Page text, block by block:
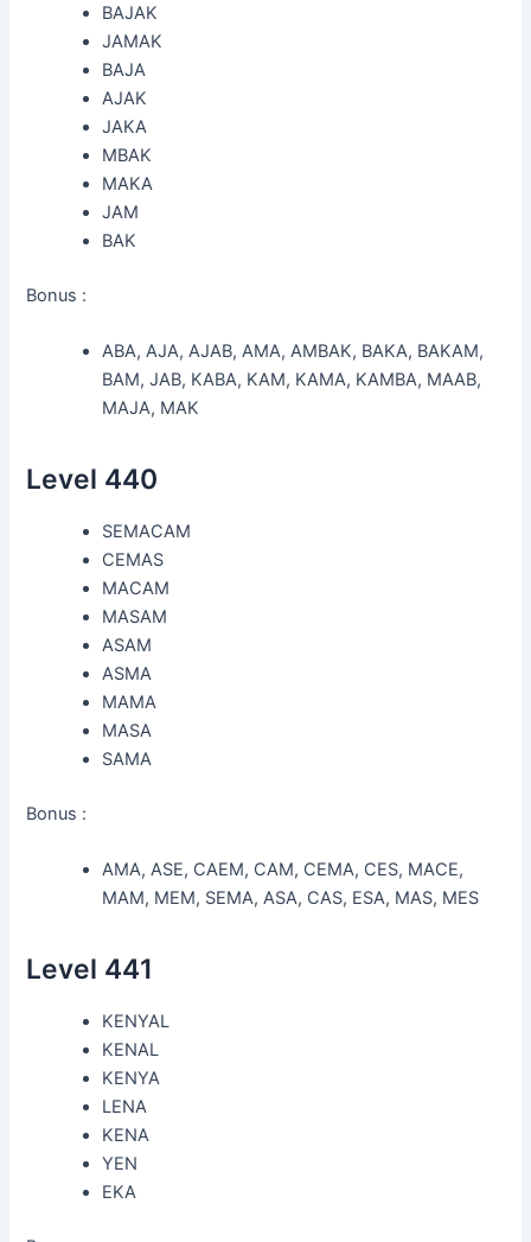
BAJAK
JAMAK
BAJA
AJAK
JAKA
MBAK
MAKA
JAM
BAK
Bonus :
ABA, AJA, AJAB, AMA, AMBAK, BAKA, BAKAM,
BAM, JAB, KABA, KAM, KAMA, KAMBA, MAAB,
MAJA, MAK
Level 440
SEMACAM
CEMAS
MACAM
MASAM
ASAM
ASMA
MAMA
MASA
SAMA
Bonus :
AMA, ASE, CAEM, CAM, CEMA, CES, MACE,
MAM, MEM, SEMA, ASA, CAS, ESA, MAS, MES
Level 441
KENYAL
KENAL
KENYA
LENA
KENA
YEN
EKA